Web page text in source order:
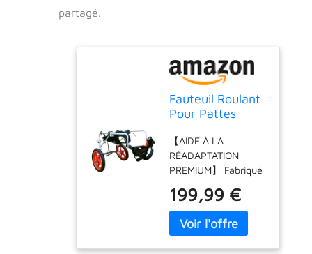
partagé.
Fauteuil Roulant
Pour Pattes
Chien – Fauteuil
Roulant Pour
Animal De
Compagnie,
Fauteuil Roulant
Réglable Pour
Chien,
Multifonction,
【AIDE À LA
RÉADAPTATION
PREMIUM】 Fabriqué
de haute qualité,
légers et durables,
notre fauteuil roulant
199,99 €